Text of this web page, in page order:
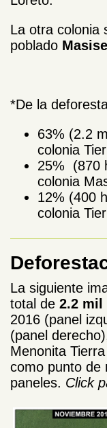
La otra colonia
poblado
*De la
63% (2.2
colonia
25% (870
colonia
12% (400
colonia
La siguiente
total de 2.2 mil
2016 (panel
(panel
Menonita
como punto de
paneles. Click